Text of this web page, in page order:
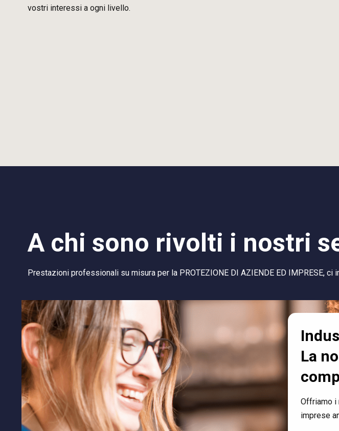
vostri interessi a ogni livello.
A chi sono rivolti i nostri
Prestazioni professionali su misura per la PROTEZIONE DI AZIENDE ED IMPRESE,
La
Offriamo i
imprese